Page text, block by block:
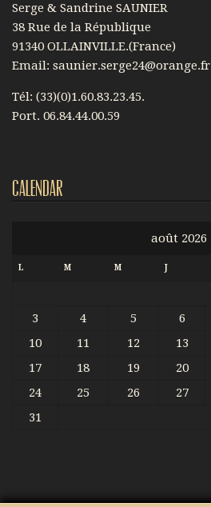
Serge & Sandrine SAUNIER
38 Rue de la République
91340 OLLAINVILLE.(France)
Email: saunier.serge24@orange.fr
Tél: (33)(0)1.60.83.23.45.
Port. 06.84.44.00.59
Calendar
août 2026
L M M
3
4 5 6
10
11 12 13
17
18 19 20
24
25 26 27
31